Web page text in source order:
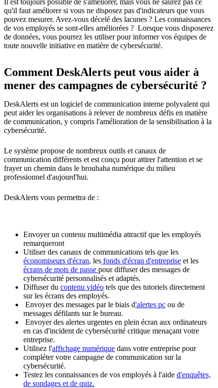
Il est toujours possible de s'améliorer, mais vous ne saurez pas ce
qu'il faut améliorer si vous ne disposez pas d'indicateurs que vous
pouvez mesurer. Avez-vous décelé des lacunes ? Les connaissances
de vos employés se sont-elles améliorées ? Lorsque vous disposerez
de données, vous pourrez les utiliser pour informer vos équipes de
toute nouvelle initiative en matière de cybersécurité.
Comment DeskAlerts peut vous aider à
mener des campagnes de cybersécurité ?
DeskAlerts est un logiciel de communication interne polyvalent qui
peut aider les organisations à relever de nombreux défis en matière
de communication, y compris l'amélioration de la sensibilisation à la
cybersécurité.
Le système propose de nombreux outils et canaux de
communication différents et est conçu pour attirer l'attention et se
frayer un chemin dans le brouhaha numérique du milieu
professionnel d'aujourd'hui.
DeskAlerts vous permettra de :
Envoyer un contenu multimédia attractif que les employés
remarqueront
Utiliser des canaux de communications tels que les
économiseurs d'écran, les fonds d'écran d'entreprise et les
écrans de mots de passe pour diffuser des messages de
cybersécurité personnalisés et adaptés.
Diffuser du contenu vidéo tels que des tutoriels directement
sur les écrans des employés.
Envoyer des messages par le biais d'alertes pc ou de
messages défilants sur le bureau.
Envoyer des alertes urgentes en plein écran aux ordinateurs
en cas d'incident de cybersécurité critique menaçant votre
entreprise.
Utilisez l'affichage numérique dans votre entreprise pour
compléter votre campagne de communication sur la
cybersécurité.
Testez les connaissances de vos employés à l'aide d'enquêtes,
de sondages et de quiz.